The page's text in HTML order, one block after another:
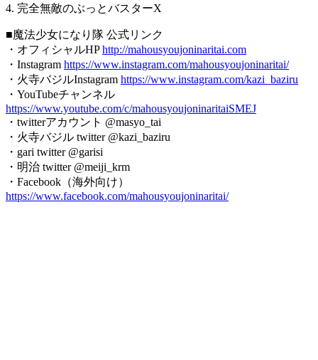
4. 完全無敵のぶっとバスターX
■魔法少女になり隊 公式リンク
・オフィシャルHPhttp://mahousyoujoninaritai.com
・Instagram https://www.instagram.com/mahousyoujoninaritai/
・火寺バジルInstagram https://www.instagram.com/kazi_baziru
・YouTubeチャンネル
https://www.youtube.com/c/mahousyoujoninaritaiSMEJ
・twitterアカウント @masyo_tai
・火寺バジル twitter @kazi_baziru
・gari twitter @garisi
・明治 twitter @meiji_krm
・Facebook（海外向け）
https://www.facebook.com/mahousyoujoninaritai/